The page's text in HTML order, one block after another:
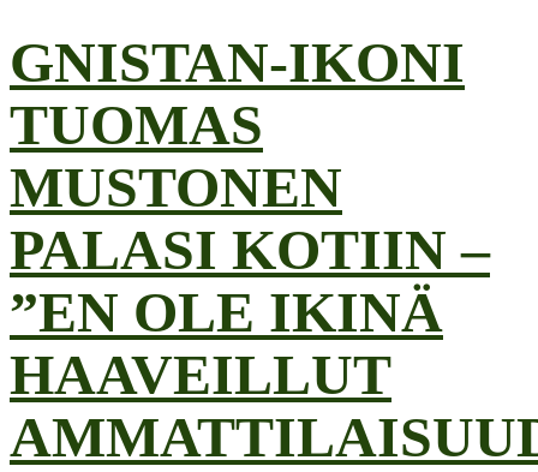
GNISTAN-IKONI
TUOMAS
MUSTONEN
PALASI KOTIIN –
”EN OLE IKINÄ
HAAVEILLUT